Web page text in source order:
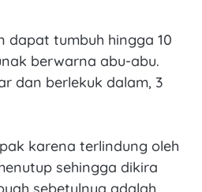
dapat tumbuh hingga 10
berwarna abu-abu.
dan berlekuk dalam, 3
karena terlindung oleh
sehingga dikira